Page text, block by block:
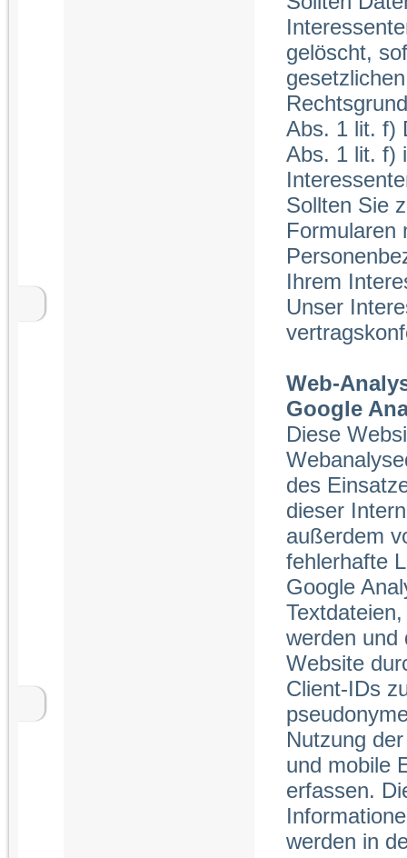
gelöscht,
Abs. 1 lit. f)
Abs. 1 lit. f)
Sollten Sie
Formularen
Ihrem
Unser
Web-
Google
Diese
des
dieser
außerdem
fehlerhafte
Google
werden und
Website
Client-IDs
Nutzung
und mobile
erfassen.
werden in